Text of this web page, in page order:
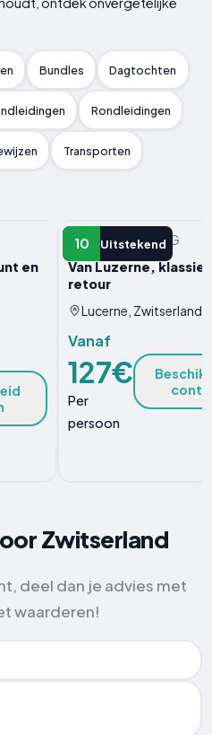
Bundles Dagtochten
Rondleidingen
Transporten
en
10 Uitstekend
ANDERE ERVARING
Van Luzerne,
retour
Lucerne, Zwitserland
Vanaf
127€
Per
persoon
Zwitserland
deel dan je advies met
waarderen!